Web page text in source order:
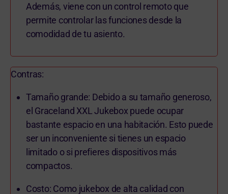
Además, viene con un control remoto que
permite controlar las funciones desde la
comodidad de tu asiento.
Contras:
Tamaño grande: Debido a su tamaño generoso,
el Graceland XXL Jukebox puede ocupar
bastante espacio en una habitación. Esto puede
ser un inconveniente si tienes un espacio
limitado o si prefieres dispositivos más
compactos.
Costo: Como jukebox de alta calidad con